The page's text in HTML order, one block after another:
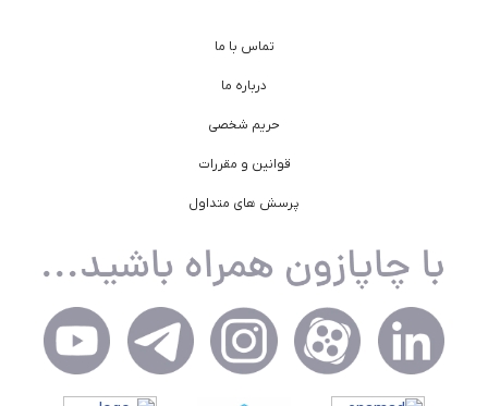
تماس با ما
درباره ما
حریم شخصی
قوانین و مقررات
پرسش های متداول